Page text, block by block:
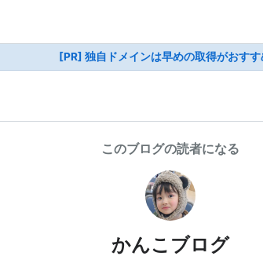
[PR] 独自ドメインは早めの取得がおすす
このブログの読者になる
かんこブログ